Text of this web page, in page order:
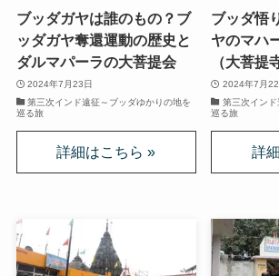
イギリスの文豪ディケンズ
ドイツの大詩人ゲーテを味わう
哲学者ショーペンハウアーに学ぶ
カフカの街プラハとチェコ文学
ローマ帝国の興亡とバチカン、ロー
イタリアルネサンスと知の革命
ブッダガヤは誰のもの？ブ
ッダガヤ奪還運動の歴史と
ダルマパーラの大菩提会
2024年7月23日
第三次インド遠征～ブッダゆかりの地を
巡る旅
ブッダ悟
ヤのマハ
（大菩提
2024年7月22
第三次イン
巡る旅